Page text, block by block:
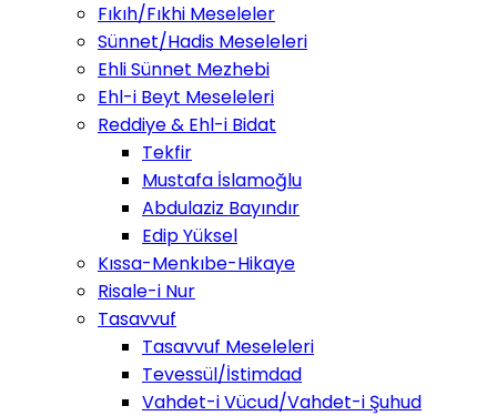
Fıkıh/Fıkhi Meseleler
Sünnet/Hadis Meseleleri
Ehli Sünnet Mezhebi
Ehl-i Beyt Meseleleri
Reddiye & Ehl-i Bidat
Tekfir
Mustafa İslamoğlu
Abdulaziz Bayındır
Edip Yüksel
Kıssa-Menkıbe-Hikaye
Risale-i Nur
Tasavvuf
Tasavvuf Meseleleri
Tevessül/İstimdad
Vahdet-i Vücud/Vahdet-i Şuhud